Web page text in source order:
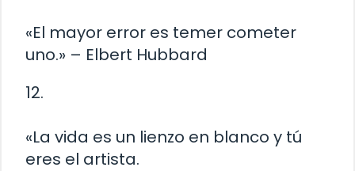
«El mayor error es temer cometer
uno.» – Elbert Hubbard
12.
«La vida es un lienzo en blanco y tú
eres el artista.